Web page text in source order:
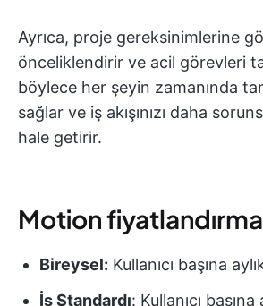
Ayrıca, proje gereksinimlerine
önceliklendirir ve acil görevleri
böylece her şeyin zamanında
sağlar ve iş akışınızı daha
hale getirir.
Motion
Bireysel: Kullanıcı başına
İş Standardı: Kullanıcı